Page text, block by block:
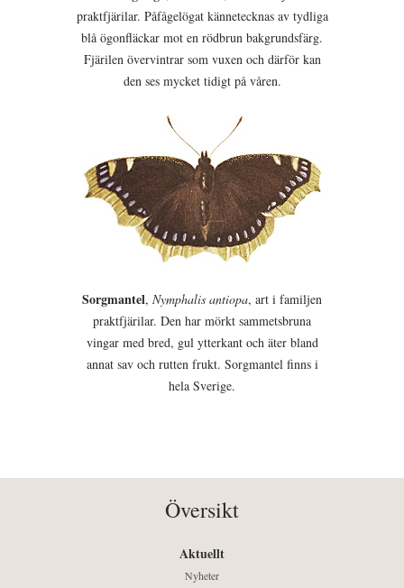
praktfjärilar. Påfågelögat kännetecknas av tydliga
blå ögonfläckar mot en rödbrun bakgrundsfärg.
Fjärilen övervintrar som vuxen och därför kan
den ses mycket tidigt på våren.
Sorgmantel, Nymphalis antiopa, art i familjen
praktfjärilar. Den har mörkt sammetsbruna
vingar med bred, gul ytterkant och äter bland
annat sav och rutten frukt. Sorgmantel finns i
hela Sverige.
Översikt
Aktuellt
Nyheter